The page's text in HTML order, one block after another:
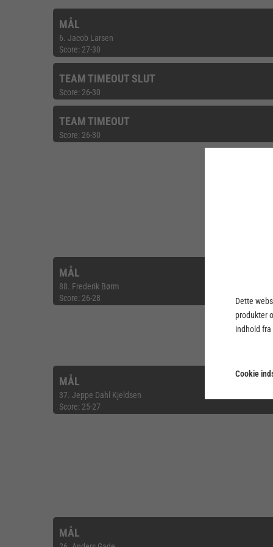
MÅL
6. Jacob Larsen
Score: 27-30
TEAM TIMEOUT SLUT
Score: 26-30
TEAM TIMEOUT
Score: 26-30
MÅL
88. Frederik Børm
Score: 26-28
MÅL
37. Jeppe Dahl Kjeldsen
Score: 25-27
MÅL
Dette
produkter
indhold
Cookie